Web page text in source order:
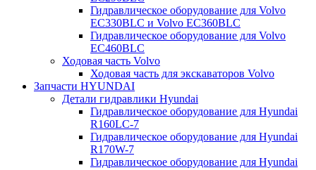
Гидравлическое оборудование для Volvo
EC330BLC и Volvo EC360BLC
Гидравлическое оборудование для Volvo
EC460BLC
Ходовая часть Volvo
Ходовая часть для экскаваторов Volvo
Запчасти HYUNDAI
Детали гидравлики Hyundai
Гидравлическое оборудование для Hyundai
R160LC-7
Гидравлическое оборудование для Hyundai
R170W-7
Гидравлическое оборудование для Hyundai